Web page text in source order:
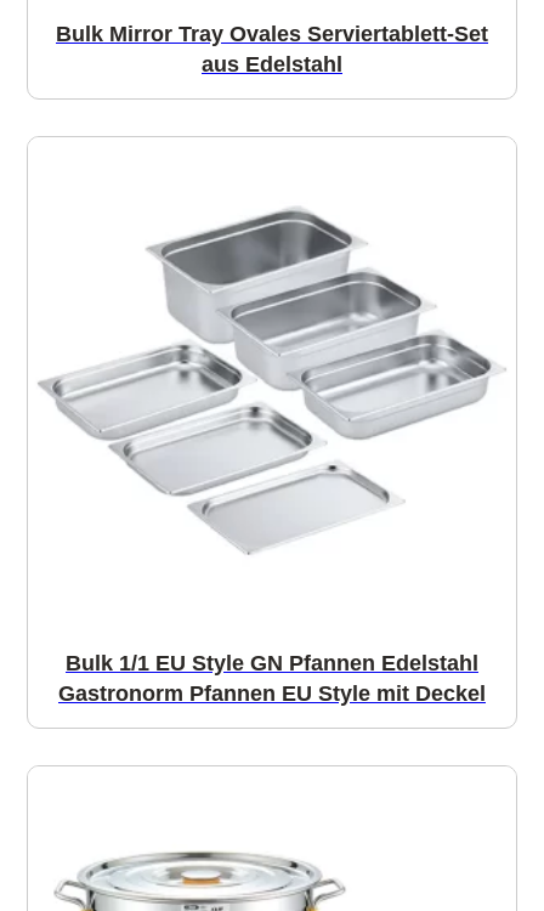
Bulk Mirror Tray Ovales Serviertablett-Set
aus Edelstahl
Bulk 1/1 EU Style GN Pfannen Edelstahl
Gastronorm Pfannen EU Style mit Deckel